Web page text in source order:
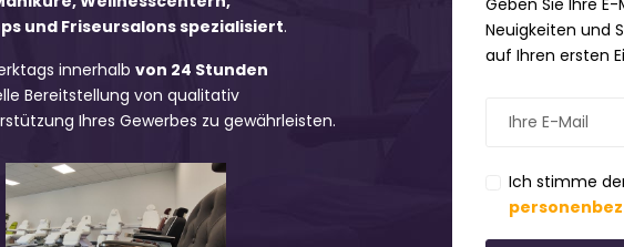
und Friseursalons spezialisiert.
innerhalbvon 24 Stunden
Bereitstellung von qualitativ
Ihres Gewerbes zu gewährleisten.
Neuigkeiten und
auf Ihren ersten
Ich stimme